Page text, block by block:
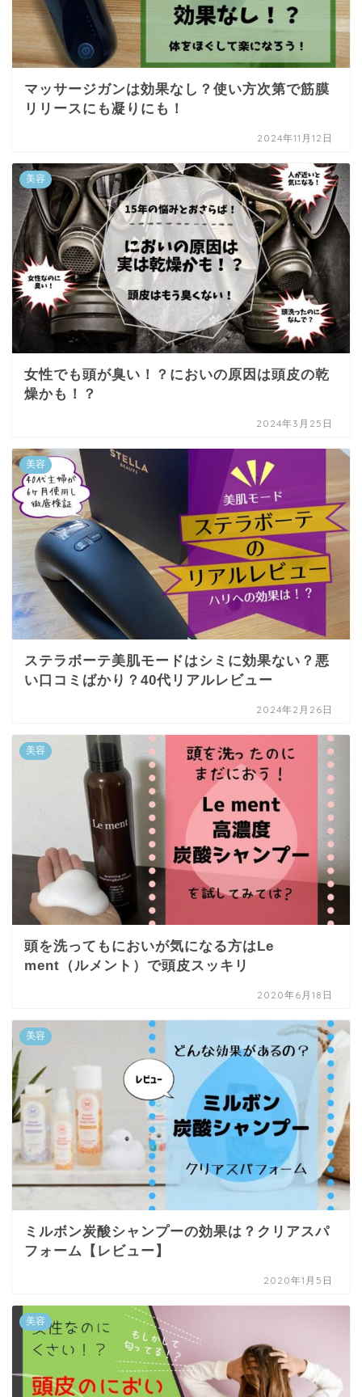
マッサージガンは効果なし？使い方次第で筋膜
リリースにも凝りにも！
2024年11月12日
美容
女性でも頭が臭い！？においの原因は頭皮の乾
燥かも！？
2024年3月25日
美容
ステラボーテ美肌モードはシミに効果ない？悪
い口コミばかり？40代リアルレビュー
2024年2月26日
美容
頭を洗ってもにおいが気になる方はLe
ment（ルメント）で頭皮スッキリ
2020年6月18日
美容
ミルボン炭酸シャンプーの効果は？クリアスパ
フォーム【レビュー】
2020年1月5日
美容